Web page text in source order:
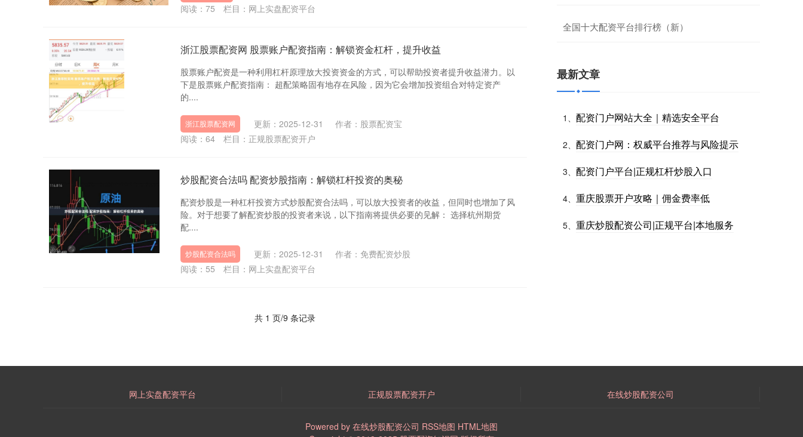
阅读： 75 栏目： 网上实盘配资平台
浙江股票配资网 股票账户配资指南：解锁资金杠杆，提升收益
股票账户配资是一种利用杠杆原理放大投资资金的方式，可以帮助投资者提升收益潜力。以
下是股票账户配资指南： 超配策略固有地存在风险，因为它会增加投资组合对特定资产
的....
浙江股票配资网 更新：2025-12-31
作者：股票配资宝
阅读： 64 栏目： 正规股票配资开户
炒股配资合法吗 配资炒股指南：解锁杠杆投资的奥秘
配资炒股是一种杠杆投资方式炒股配资合法吗，可以放大投资者的收益，但同时也增加了风
险。对于想要了解配资炒股的投资者来说，以下指南将提供必要的见解： 选择杭州期货
配....
炒股配资合法吗 更新：2025-12-31
作者：免费配资炒股
阅读： 55 栏目： 网上实盘配资平台
共 1 页/9 条记录
全国十大配资平台排行榜（新）
最新文章
1、 配资门户网站大全｜精选安全平台
2、 配资门户网：权威平台推荐与风险提示
3、 配资门户平台|正规杠杆炒股入口
4、 重庆股票开户攻略｜佣金费率低
5、 重庆炒股配资公司|正规平台|本地服务
网上实盘配资平台 正规股票配资开户 在线炒股配资公司
Powered by 在线炒股配资公司 RSS地图 HTML地图